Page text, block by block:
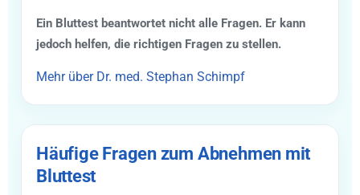
Ein Bluttest beantwortet nicht alle Fragen. Er kann
jedoch helfen, die richtigen Fragen zu stellen.
Mehr über Dr. med. Stephan Schimpf
Häufige Fragen zum Abnehmen mit
Bluttest